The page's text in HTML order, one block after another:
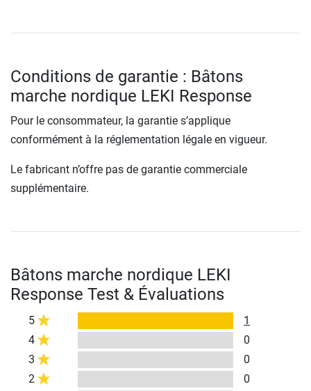
Conditions de garantie : Bâtons
marche nordique LEKI Response
Pour le consommateur, la garantie s’applique
conformément à la réglementation légale en vigueur.
Le fabricant n’offre pas de garantie commerciale
supplémentaire.
Bâtons marche nordique LEKI
Response Test & Évaluations
5
1
4
0
3
0
2
0